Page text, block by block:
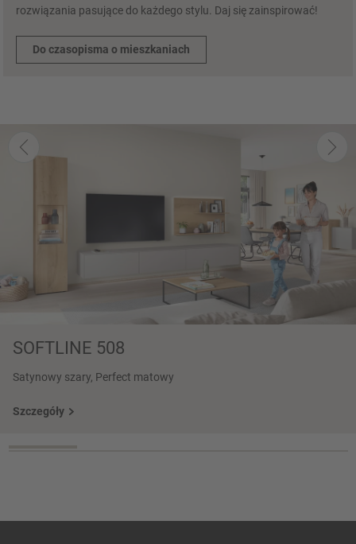
rozwiązania pasujące do każdego stylu. Daj się zainspirować!
Do czasopisma o mieszkaniach
SOFTLINE 508
Satynowy szary, Perfect matowy
Szczegóły